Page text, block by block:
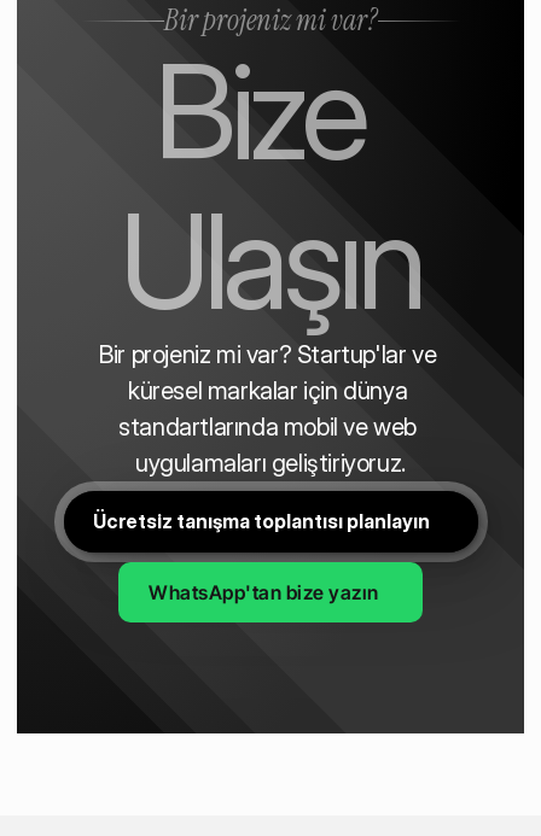
Bir projeniz mi var?
Bize
Ulaşın
Bir projeniz mi var? Startup'lar ve
küresel markalar için dünya
standartlarında mobil ve web
uygulamaları geliştiriyoruz.
Ücretsiz tanışma toplantısı planlayın
WhatsApp'tan bize yazın